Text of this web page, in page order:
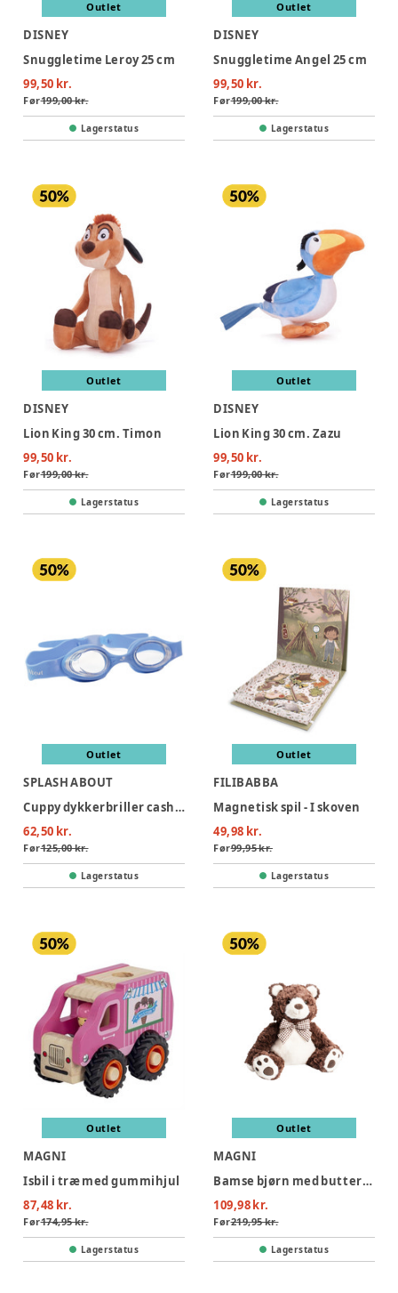
Outlet
DISNEY
Snuggletime Leroy 25 cm
99,50 kr.
Før199,00 kr.
Lagerstatus
Outlet
DISNEY
Snuggletime Angel 25 cm
99,50 kr.
Før199,00 kr.
Lagerstatus
Outlet
DISNEY
Lion King 30 cm. Timon
99,50 kr.
Før199,00 kr.
Lagerstatus
Outlet
DISNEY
Lion King 30 cm. Zazu
99,50 kr.
Før199,00 kr.
Lagerstatus
Outlet
SPLASH ABOUT
Cuppy dykkerbriller cashmere- infant 2-6 years
62,50 kr.
Før125,00 kr.
Lagerstatus
Outlet
FILIBABBA
Magnetisk spil - I skoven
49,98 kr.
Før99,95 kr.
Lagerstatus
Outlet
MAGNI
Isbil i træ med gummihjul
87,48 kr.
Før174,95 kr.
Lagerstatus
Outlet
MAGNI
Bamse bjørn med butterfly, 25 cm
109,98 kr.
Før219,95 kr.
Lagerstatus